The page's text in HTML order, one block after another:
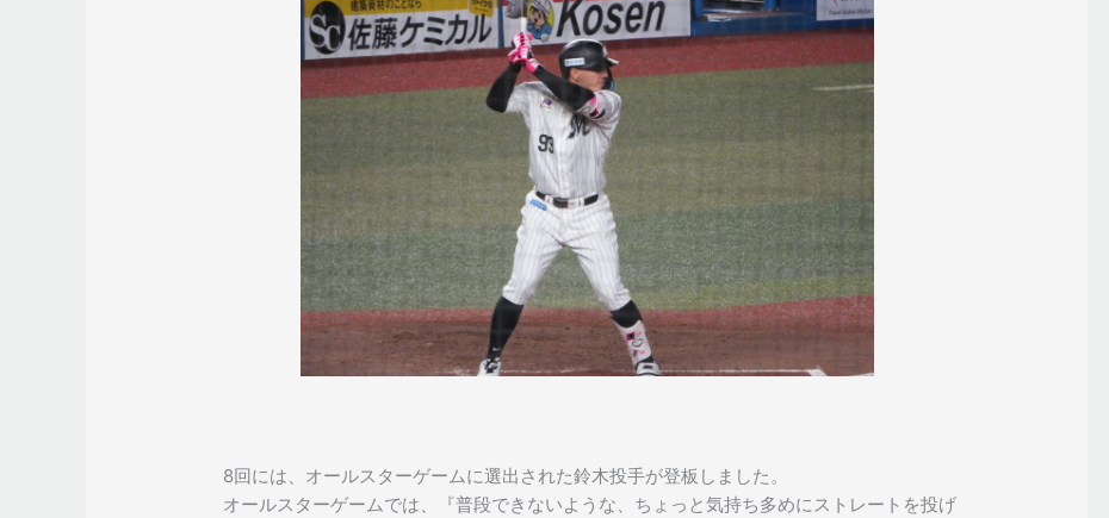
8回には、オールスターゲームに選出された鈴木投手が登板しました。
オールスターゲームでは、『普段できないような、ちょっと気持ち多めにストレートを投げ